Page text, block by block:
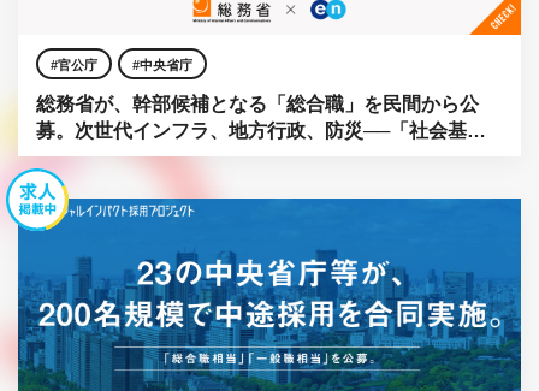
官公庁 中央省庁
総務省が、幹部候補となる「総合職」を民間から公
募。次世代インフラ、地方行政、防災──「社会基
盤」をアップデートせよ。